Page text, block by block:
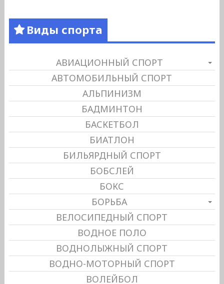
Виды спорта
АВИАЦИОННЫЙ СПОРТ
АВТОМОБИЛЬНЫЙ СПОРТ
АЛЬПИНИЗМ
БАДМИНТОН
БАСКЕТБОЛ
БИАТЛОН
БИЛЬЯРДНЫЙ СПОРТ
БОБСЛЕЙ
БОКС
БОРЬБА
ВЕЛОСИПЕДНЫЙ СПОРТ
ВОДНОЕ ПОЛО
ВОДНОЛЫЖНЫЙ СПОРТ
ВОДНО-МОТОРНЫЙ СПОРТ
ВОЛЕЙБОЛ